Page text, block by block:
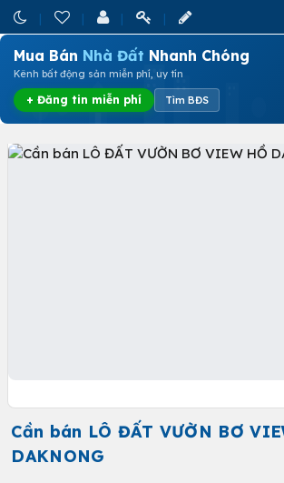
Mua Bán Nhà Đất Nhanh Chóng
Kênh bất động sản miễn phí, uy tín
+ Đăng tin miễn phí Tìm BĐS
Cần bán LÔ ĐẤT VƯỜN BƠ
DAKNONG